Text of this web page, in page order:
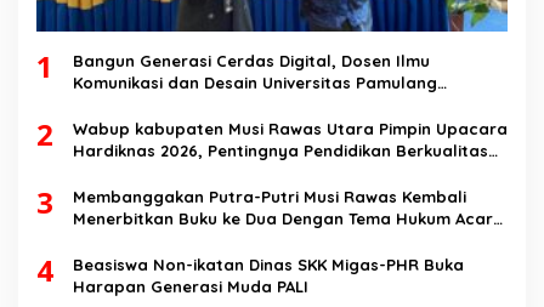
1
Bangun Generasi Cerdas Digital, Dosen Ilmu
Komunikasi dan Desain Universitas Pamulang
Speech di SMK Ikhlas Jawilan
2
Wabup kabupaten Musi Rawas Utara Pimpin Upacara
Hardiknas 2026, Pentingnya Pendidikan Berkualitas
3
Membanggakan Putra-Putri Musi Rawas Kembali
Menerbitkan Buku ke Dua Dengan Tema Hukum Acara
4
Beasiswa Non-ikatan Dinas SKK Migas-PHR Buka
Harapan Generasi Muda PALI